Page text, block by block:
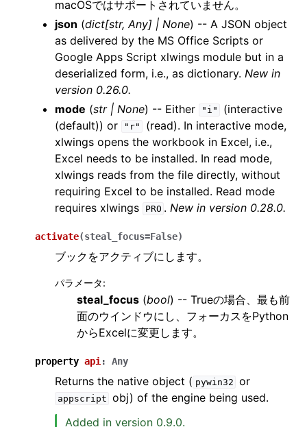
macOSではサポートされていません。
json (dict[str,Any] | None) -- A JSON object
as delivered by the MS Office Scripts or
Google Apps Script xlwings module but in a
deserialized form, i.e., as dictionary. New in
version 0.26.0.
mode (str| None) -- Either "i"
(interactive
(default)) or
"r"
(read). In interactive mode,
xlwings opens the workbook in Excel, i.e.,
Excel needs to be installed. In read mode,
xlwings reads from the file directly, without
requiring Excel to be installed. Read mode
requires xlwings
PRO .New in version 0.28.0.
activate(steal_focus=False)
ブックをアクティブにします。
パラメータ:
steal_focus (bool) -- Trueの場合、最も前
面のウインドウにし、フォーカスをPython
からExcelに変更します。
property api : Any
Returns the native object ( pywin32 or
appscript obj) of the engine being used.
Added in version 0.9.0.